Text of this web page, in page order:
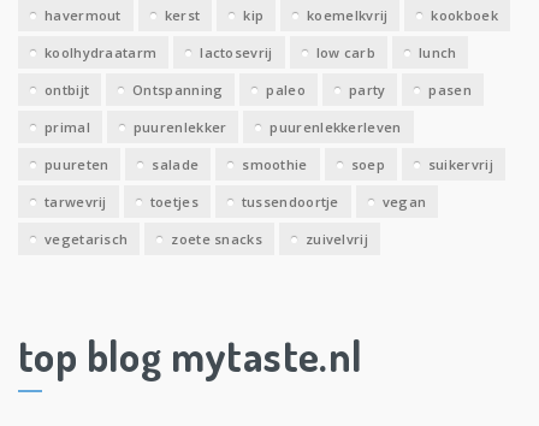
havermout kerst kip koemelkvrij kookboek
koolhydraatarm lactosevrij low carb lunch
ontbijt Ontspanning paleo party pasen
primal puurenlekker puurenlekkerleven
puureten salade smoothie soep suikervrij
tarwevrij toetjes tussendoortje vegan
vegetarisch zoete snacks zuivelvrij
top blog mytaste.nl